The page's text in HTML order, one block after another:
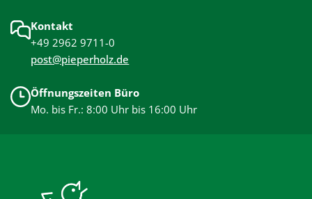
Kontakt
+49 2962 9711-0
post@pieperholz.de
Öffnungszeiten Büro
Mo. bis Fr.: 8:00 Uhr bis 16:00 Uhr